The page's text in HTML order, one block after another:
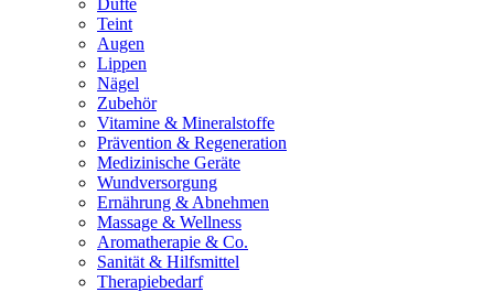
Düfte
Teint
Augen
Lippen
Nägel
Zubehör
Vitamine & Mineralstoffe
Prävention & Regeneration
Medizinische Geräte
Wundversorgung
Ernährung & Abnehmen
Massage & Wellness
Aromatherapie & Co.
Sanität & Hilfsmittel
Therapiebedarf